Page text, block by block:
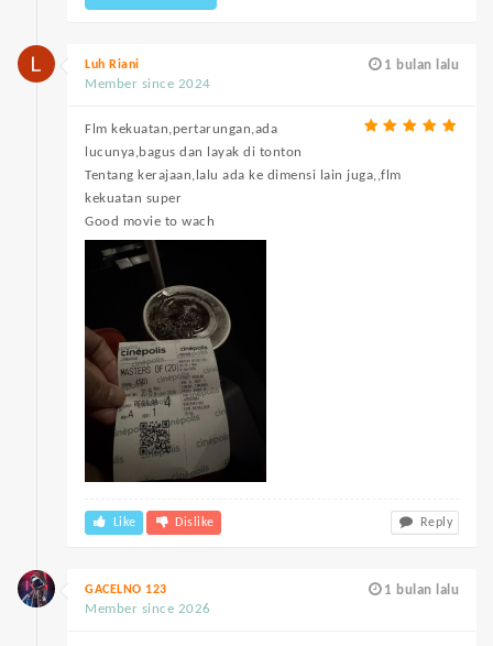
1 bulan lalu
Luh Riani
Member since 2024
Flm kekuatan,pertarungan,ada
lucunya,bagus dan layak di tonton
Tentang kerajaan,lalu ada ke dimensi lain juga,,flm
kekuatan super
Good movie to wach
Like Dislike Reply
1 bulan lalu
GACELNO 123
Member since 2026